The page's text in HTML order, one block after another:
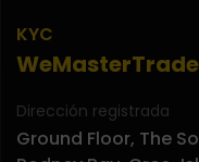
WeMasterTrade
Dirección registrada
Ground Floor, The
KYC